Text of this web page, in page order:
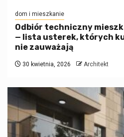
dom i mieszkanie
Odbiór techniczny
— lista usterek, których
nie zauważają
30 kwietnia, 2026 Architekt